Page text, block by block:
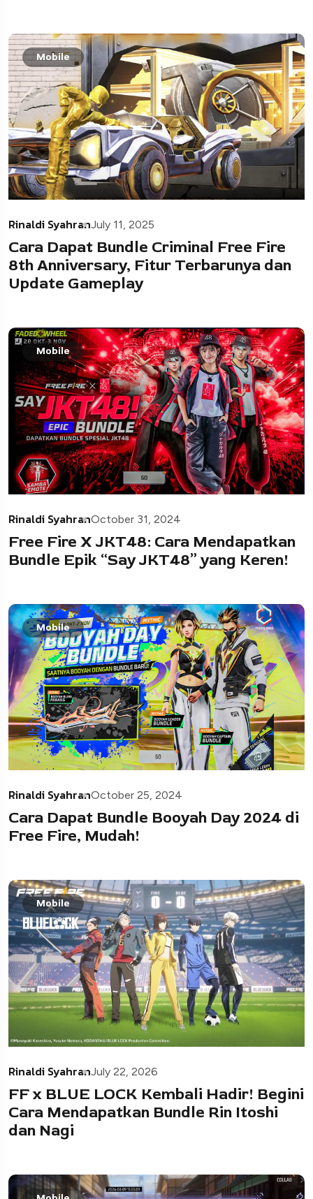
Mobile
Rinaldi SyahranJuly 11, 2025
Cara Dapat Bundle Criminal Free Fire
8th Anniversary, Fitur Terbarunya dan
Update Gameplay
Mobile
Rinaldi SyahranOctober 31, 2024
Free Fire X JKT48: Cara Mendapatkan
Bundle Epik “Say JKT48” yang Keren!
Mobile
Rinaldi SyahranOctober 25, 2024
Cara Dapat Bundle Booyah Day 2024 di
Free Fire, Mudah!
Mobile
Rinaldi SyahranJuly 22, 2026
FF x BLUE LOCK Kembali Hadir! Begini
Cara Mendapatkan Bundle Rin Itoshi
dan Nagi